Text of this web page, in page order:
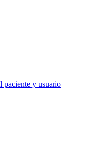
paciente y usuario